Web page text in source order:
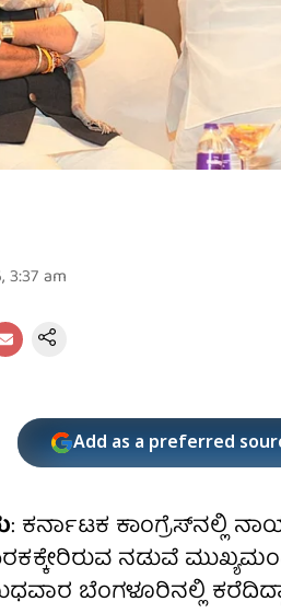
3:37 am
Add as a preferred
: ಕರ್ನಾಟಕ ಕಾಂಗ್ರೆಸ್‌ನಲ್ಲಿ
ನಡುವೆ
ಬೆಂಗಳೂರಿನಲ್ಲಿ